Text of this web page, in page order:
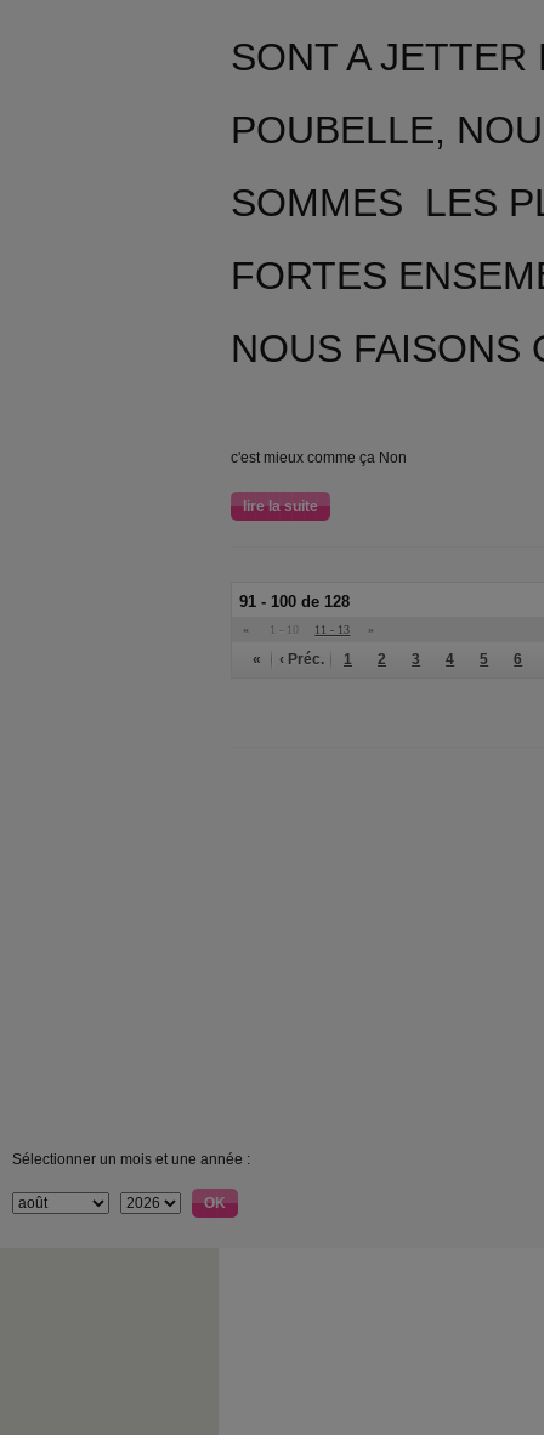
SONT A JETTER
POUBELLE,
SOMMES LES
FORTES
NOUS FAISONS
c'est mieux comme ça Non
lire la suite
91 - 100 de 128
« 1 - 10 11 - 13 »
« ‹ Préc. 1 2 3 4 5 6
Sélectionner un mois et une année :